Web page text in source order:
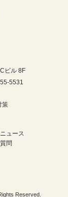
ビル 8F
5531
策
ュース
問
Reserved.